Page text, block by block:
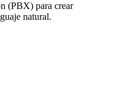
(PBX) para crear
natural.